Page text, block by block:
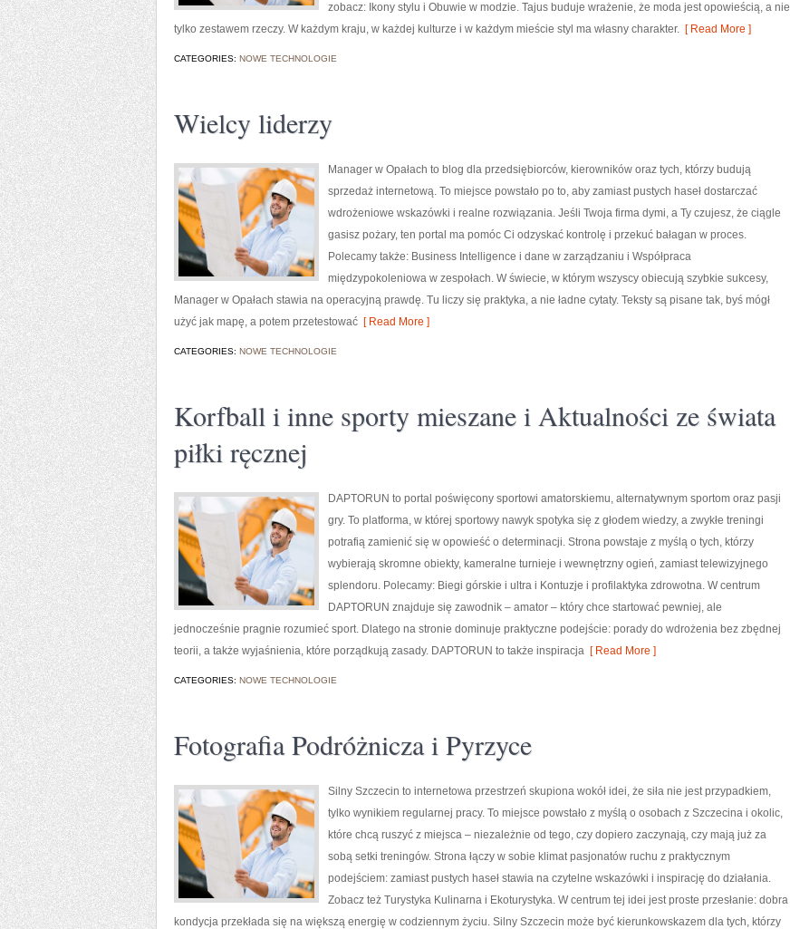
zobacz: Ikony stylu i Obuwie w modzie. Tajus buduje wrażenie, że moda jest opowieścią, a nie
tylko zestawem rzeczy. W każdym kraju, w każdej kulturze i w każdym mieście styl ma własny charakter. [ Read More ]
CATEGORIES: NOWE TECHNOLOGIE
Wielcy liderzy
Manager w Opałach to blog dla przedsiębiorców, kierowników oraz tych, którzy budują
sprzedaż internetową. To miejsce powstało po to, aby zamiast pustych haseł dostarczać
wdrożeniowe wskazówki i realne rozwiązania. Jeśli Twoja firma dymi, a Ty czujesz, że ciągle
gasisz pożary, ten portal ma pomóc Ci odzyskać kontrolę i przekuć bałagan w proces.
Polecamy także: Business Intelligence i dane w zarządzaniu i Współpraca
międzypokoleniowa w zespołach. W świecie, w którym wszyscy obiecują szybkie sukcesy,
Manager w Opałach stawia na operacyjną prawdę. Tu liczy się praktyka, a nie ładne cytaty. Teksty są pisane tak, byś mógł
użyć jak mapę, a potem przetestować [ Read More ]
CATEGORIES: NOWE TECHNOLOGIE
Korfball i inne sporty mieszane i Aktualności ze świata
piłki ręcznej
DAPTORUN to portal poświęcony sportowi amatorskiemu, alternatywnym sportom oraz pasji
gry. To platforma, w której sportowy nawyk spotyka się z głodem wiedzy, a zwykłe treningi
potrafią zamienić się w opowieść o determinacji. Strona powstaje z myślą o tych, którzy
wybierają skromne obiekty, kameralne turnieje i wewnętrzny ogień, zamiast telewizyjnego
splendoru. Polecamy: Biegi górskie i ultra i Kontuzje i profilaktyka zdrowotna. W centrum
DAPTORUN znajduje się zawodnik – amator – który chce startować pewniej, ale
jednocześnie pragnie rozumieć sport. Dlatego na stronie dominuje praktyczne podejście: porady do wdrożenia bez zbędnej
teorii, a także wyjaśnienia, które porządkują zasady. DAPTORUN to także inspiracja [ Read More ]
CATEGORIES: NOWE TECHNOLOGIE
Fotografia Podróżnicza i Pyrzyce
Silny Szczecin to internetowa przestrzeń skupiona wokół idei, że siła nie jest przypadkiem,
tylko wynikiem regularnej pracy. To miejsce powstało z myślą o osobach z Szczecina i okolic,
które chcą ruszyć z miejsca – niezależnie od tego, czy dopiero zaczynają, czy mają już za
sobą setki treningów. Strona łączy w sobie klimat pasjonatów ruchu z praktycznym
podejściem: zamiast pustych haseł stawia na czytelne wskazówki i inspirację do działania.
Zobacz też Turystyka Kulinarna i Ekoturystyka. W centrum tej idei jest proste przesłanie: dobra
kondycja przekłada się na większą energię w codziennym życiu. Silny Szczecin może być kierunkowskazem dla tych, którzy